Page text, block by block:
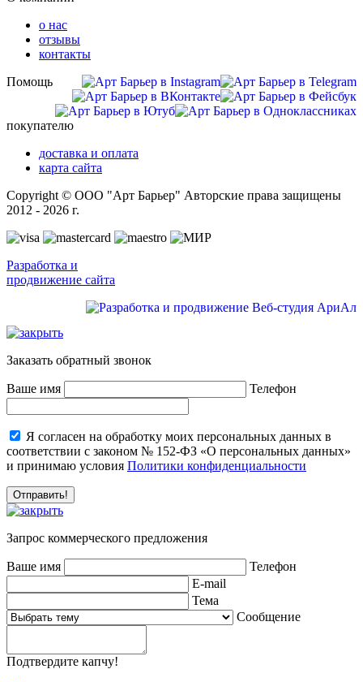
о нас
отзывы
контакты
Помощь
покупателю
доставка и оплата
карта сайта
Copyright © ООО "Арт Барьер" Авторские права защищены
2012 - 2026 г.
Разработка и
продвижение сайта
Заказать обратный звонок
Ваше имя Телефон
Я согласен на обработку моих персональных данных в
соответствии с законом № 152-ФЗ «О персональных данных»
и принимаю условия Политики конфиденциальности
Запрос коммерческого предложения
Ваше имя
Телефон
E-mail
Тема
Сообщение
Подтвердите капчу!